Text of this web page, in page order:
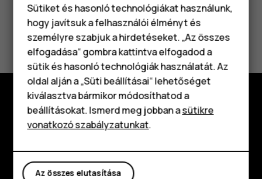
Okostelefonok
Klasszikus telefonok
Tartozékok
Táblagépek
Hasznosnak találtad?
Igen Nem
Fedezd fel
Planet and people
Sütiket és hasonló technológiákat használunk,
hogy javítsuk a felhasználói élményt és
személyre szabjuk a hirdetéseket. „Az összes
elfogadása“ gombra kattintva elfogadod a
sütik és hasonló technológiák használatát. Az
oldal alján a „Süti beállításai“ lehetőséget
kiválasztva bármikor módosíthatod a
beállításokat. Ismerd meg jobban asütikre
vonatkozó szabályzatunkat.
Az összes elutasítása